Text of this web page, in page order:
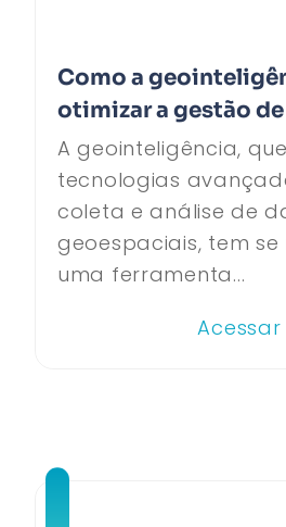
Como a
otimizar a gestão
A geointeligência,
tecnologias
coleta e análise de
geoespaciais, tem
uma ferramenta...